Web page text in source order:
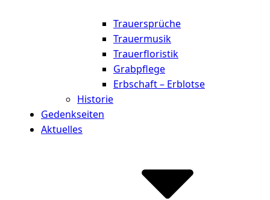
Trauersprüche
Trauermusik
Trauerfloristik
Grabpflege
Erbschaft – Erblotse
Historie
Gedenkseiten
Aktuelles